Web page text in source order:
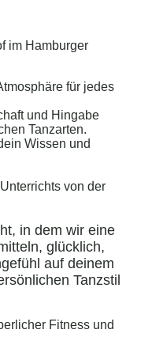
im Hamburger
für jedes
und Hingabe
Tanzarten.
Wissen und
von der
in dem wir eine
glücklich,
auf deinem
Tanzstil
Fitness und